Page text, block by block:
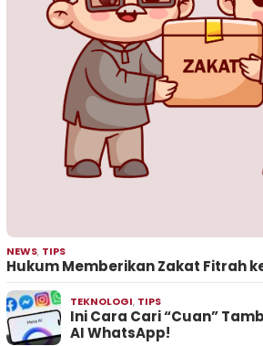
NEWS, TIPS
Hukum Memberikan Zakat Fitrah
TEKNOLOGI, TIPS
Ini Cara Cari “Cuan”
AI WhatsApp!